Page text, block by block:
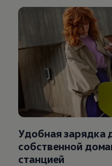
Удобная зарядка
собственной
станцией